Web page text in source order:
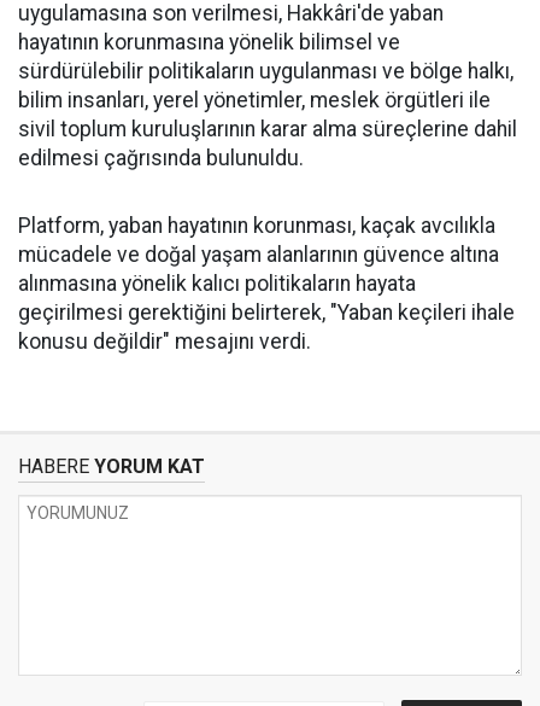
uygulamasına son verilmesi, Hakkâri'de yaban
hayatının korunmasına yönelik bilimsel ve
sürdürülebilir politikaların uygulanması ve bölge halkı,
bilim insanları, yerel yönetimler, meslek örgütleri ile
sivil toplum kuruluşlarının karar alma süreçlerine dahil
edilmesi çağrısında bulunuldu.
Platform, yaban hayatının korunması, kaçak avcılıkla
mücadele ve doğal yaşam alanlarının güvence altına
alınmasına yönelik kalıcı politikaların hayata
geçirilmesi gerektiğini belirterek, "Yaban keçileri ihale
konusu değildir" mesajını verdi.
HABERE YORUM KAT